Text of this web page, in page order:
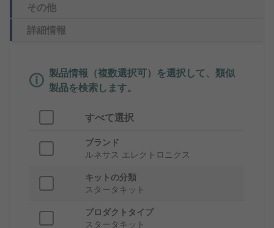
その他
詳細情報
製品情報（複数選択可）を選択して、類似
製品を検索します。
すべて選択
ブランド
ルネサス エレクトロニクス
キットの分類
スタータキット
プロダクトタイプ
スタータキット